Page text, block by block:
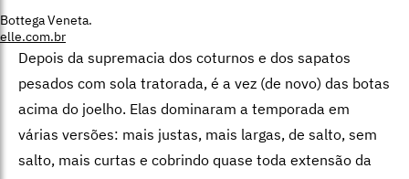
Bottega Veneta.
elle.com.br
Depois da supremacia dos coturnos e dos sapatos
pesados com sola tratorada, é a vez (de novo) das botas
acima do joelho. Elas dominaram a temporada em
várias versões: mais justas, mais largas, de salto, sem
salto, mais curtas e cobrindo quase toda extensão da